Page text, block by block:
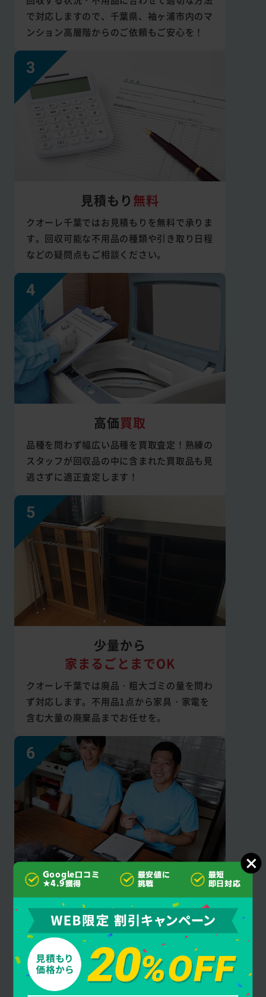
で対応しますので、千葉県、袖ヶ浦市内のマ
ンション高層階からのご依頼もご安心を！
見積もり 無料
クオーレ千葉ではお見積もりを無料で承りま
す。回収可能な不用品の種類や引き取り日程
などの疑問点もご相談ください。
高価買取
品種を問わず幅広い品種を買取査定！熟練の
スタッフが回収品の中に含まれた買取品も見
逃さずに適正査定します！
少量から
家まるごとまでOK
クオーレ千葉では廃品・粗大ゴミの量を問わ
ず対応します。不用品1点から家具・家電を
含む大量の廃棄品までお任せを。
見積もり後の
追加料金なし
クオーレ千葉はご契約成立後にお客様に許可
を得ず作業・料金を追加することは一切あり
ません。安心してお任せください。
Google口コミ
★4.9獲得
最安値に
挑戦
最短
即日対応